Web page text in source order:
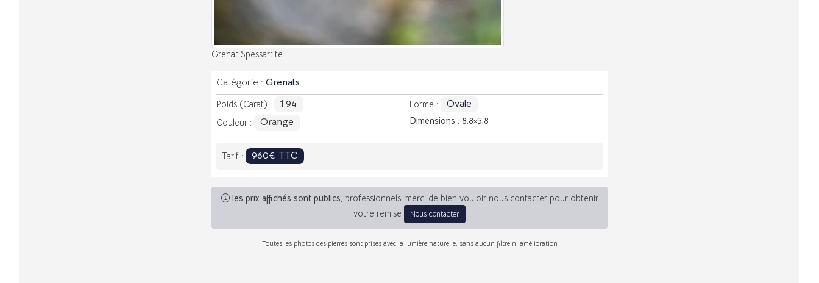
Grenat Spessartite
Catégorie : Grenats
Poids (Carat) : 1.94 Forme : Ovale
Couleur : Orange Dimensions : 8.8 5.8
Tarif : 960€ TTC
les prix affichés sont publics, professionnels, merci de bien vouloir nous contacter pour obtenir
votre remise
Nous contacter
Toutes les photos des pierres sont prises avec la lumière naturelle, sans aucun filtre ni amélioration